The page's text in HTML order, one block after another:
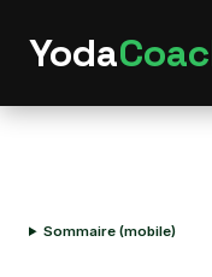
Yoda
Sommaire (mobile)